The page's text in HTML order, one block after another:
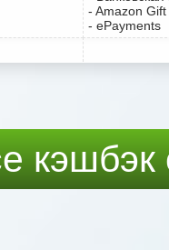
- Amazon
- ePayments